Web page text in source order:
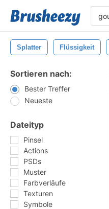
Splatter Flüssigkeit
Sortieren nach:
Bester Treffer
Neueste
Dateityp
Pinsel
Actions
PSDs
Muster
Farbverläufe
Texturen
Symbole